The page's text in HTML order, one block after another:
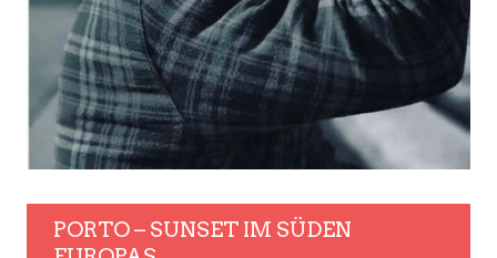
PORTO – SUNSET IM SÜDEN